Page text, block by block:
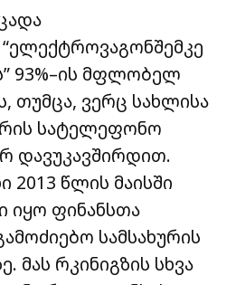
93%–ის მფლობელ
თუმცა, ვერც სახლისა
სატელეფონო
დავუკავშირდით.
2013 წლის მაისში
იყო ფინანსთა
სამსახურის
მას რკინიგზის სხვა